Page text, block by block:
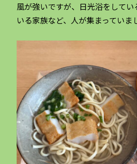
風が強いですが、日光浴をして
いる家族など、人が集まっていま